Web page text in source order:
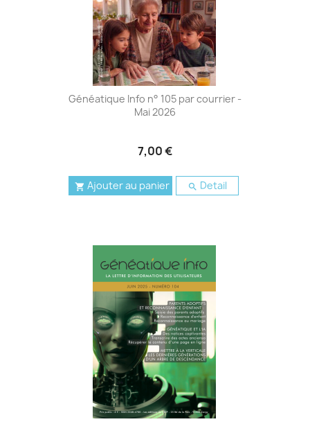
Généatique Info n° 105 par courrier -
Mai 2026
7,00 €
 Ajouter au panier  Detail